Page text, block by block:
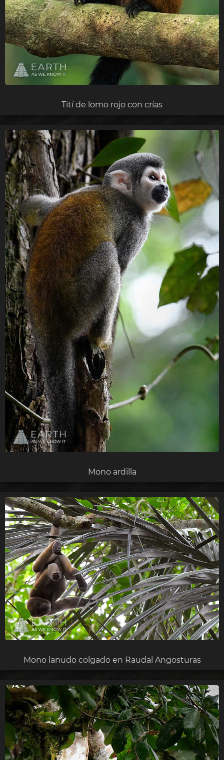
Tití de lomo rojo con crías
Mono ardilla
Mono lanudo colgado en Raudal Angosturas